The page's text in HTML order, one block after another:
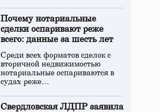
Почему нотариальные
сделки оспаривают реже
всего: данные за шесть лет
Среди всех форматов сделок с
вторичной недвижимостью
нотариальные оспариваются в
судах реже…
Свердловская ЛДПР заявила